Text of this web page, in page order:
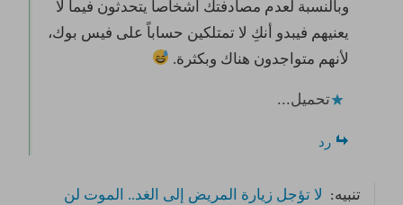
وبالنسبة لعدم مصادفتك أشخاصاً يتحدثون فيما لا
يعنيهم فيبدو أنكِ لا تمتلكين حساباً على فيس بوك،
لأنهم متواجدون هناك وبكثرة.
تحميل...
رد
تنبيه:
لا تؤجل زيارة المريض إلى الغد.. الموت لن